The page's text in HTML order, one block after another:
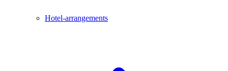
Hotel-arrangements